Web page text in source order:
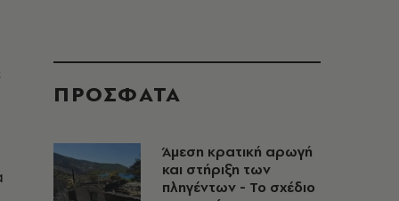
ΠΡΟΣΦΑΤΑ
Άμεση κρατική αρωγή
και στήριξη των
πληγέντων - Το σχέδιο